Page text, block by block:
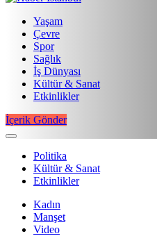
Yaşam
Çevre
Spor
Sağlık
İş Dünyası
Kültür & Sanat
Etkinlikler
İçerik Gönder
Politika
Kültür & Sanat
Etkinlikler
Kadın
Manşet
Video